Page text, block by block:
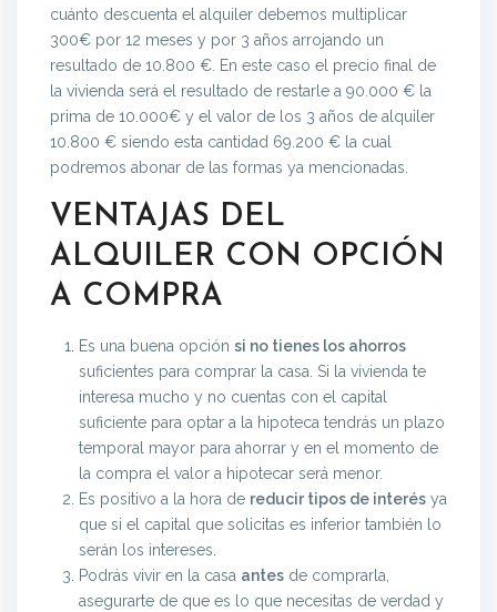
cuánto descuenta el alquiler debemos multiplicar
300€ por 12 meses y por 3 años arrojando un
resultado de 10.800 €. En este caso el precio final de
la vivienda será el resultado de restarle a 90.000 € la
prima de 10.000€ y el valor de los 3 años de alquiler
10.800 € siendo esta cantidad 69.200 € la cual
podremos abonar de las formas ya mencionadas.
VENTAJAS DEL
ALQUILER CON OPCIÓN
A COMPRA
Es una buena opción si no tienes los ahorros
suficientes para comprar la casa. Si la vivienda te
interesa mucho y no cuentas con el capital
suficiente para optar a la hipoteca tendrás un plazo
temporal mayor para ahorrar y en el momento de
la compra el valor a hipotecar será menor.
Es positivo a la hora de reducir tipos de interés ya
que si el capital que solicitas es inferior también lo
serán los intereses.
Podrás vivir en la casa antes de comprarla,
asegurarte de que es lo que necesitas de verdad y